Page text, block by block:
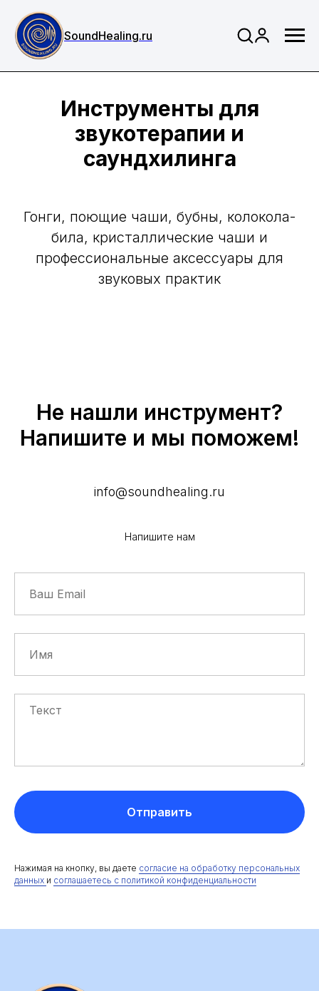
SoundHealing.ru
Инструменты для
звукотерапии и
саундхилинга
Гонги, поющие чаши, бубны, колокола-
била, кристаллические чаши и
профессиональные аксессуары для
звуковых практик
Не нашли инструмент?
Напишите и мы поможем!
info@soundhealing.ru
Напишите нам
Отправить
Нажимая на кнопку, вы даете согласие на обработку персональных
данных и соглашаетесь c политикой конфиденциальности